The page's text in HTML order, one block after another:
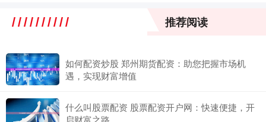
推荐阅读
如何配资炒股 郑州期货配资：助您把握市场机
遇，实现财富增值
什么叫股票配资 股票配资开户网：快速便捷，开